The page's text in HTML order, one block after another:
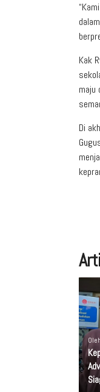
Kak
maju
Di